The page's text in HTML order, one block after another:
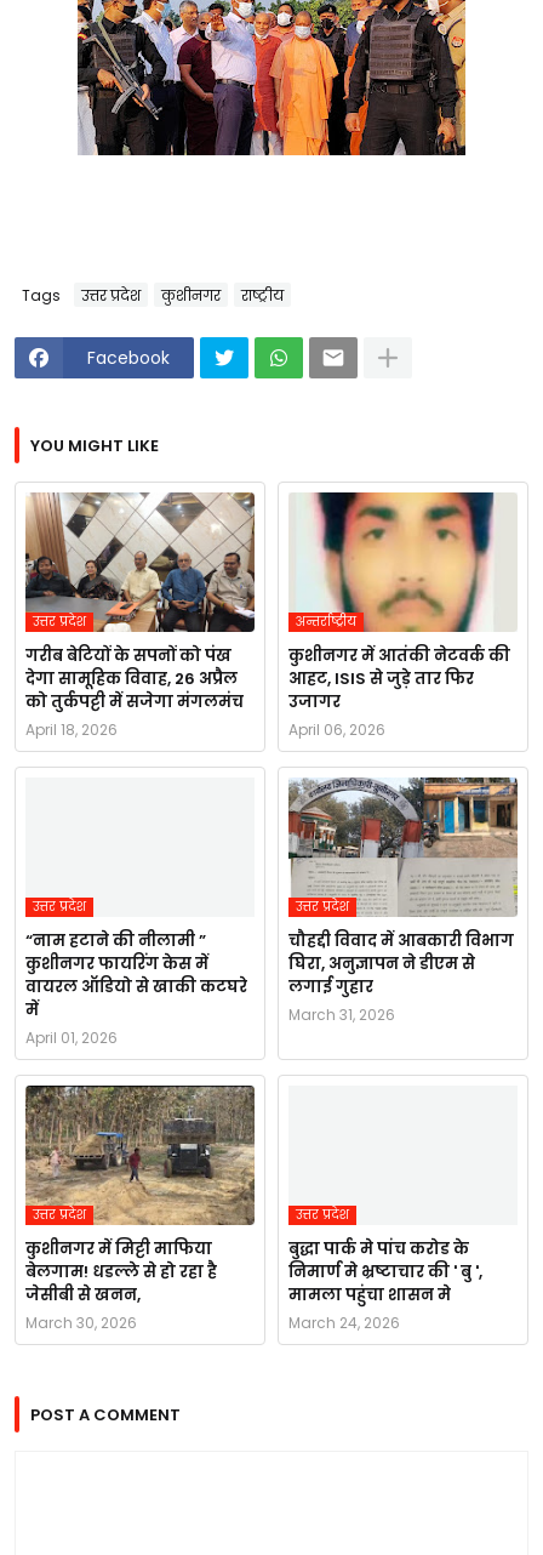
Tags उत्तर प्रदेश कुशीनगर राष्ट्रीय
Facebook
YOU MIGHT LIKE
उत्तर प्रदेश
गरीब बेटियों के सपनों को पंख
देगा सामूहिक विवाह, 26 अप्रैल
को तुर्कपट्टी में सजेगा मंगलमंच
April 18, 2026
अन्तर्राष्ट्रीय
कुशीनगर में आतंकी नेटवर्क की
आहट, ISIS से जुड़े तार फिर
उजागर
April 06, 2026
उत्तर प्रदेश
“नाम हटाने की नीलामी ”
कुशीनगर फायरिंग केस में
वायरल ऑडियो से खाकी कटघरे
में
April 01, 2026
उत्तर प्रदेश
चौहद्दी विवाद में आबकारी विभाग
घिरा, अनुज्ञापन ने डीएम से
लगाई गुहार
March 31, 2026
उत्तर प्रदेश
कुशीनगर में मिट्टी माफिया
बेलगाम! धडल्ले से हो रहा है
जेसीबी से खनन,
March 30, 2026
उत्तर प्रदेश
बुद्धा पार्क मे पांच करोड के
निमार्ण मे भ्रष्टाचार की ' बु ',
मामला पहुंचा शासन मे
March 24, 2026
POST A COMMENT